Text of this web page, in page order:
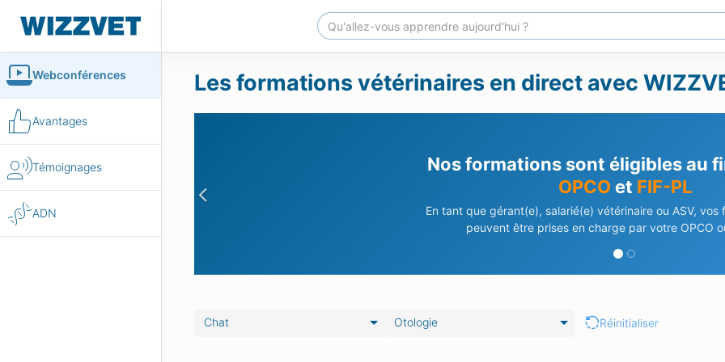
Webconférences
Avantages
Témoignages
ADN
Les formations vétérinaires en direct avec
Nos formations sont éligibles au
OPCO et FIF-PL
En tant que gérant(e), salarié(e) vétérinaire ou ASV,
peuvent être prises en charge par votre OPCO
Previous
Chat Otologie Réinitialiser